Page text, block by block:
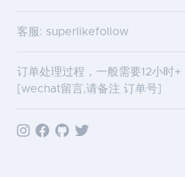
客服: superlikefollow
订单处理过程，一般需要12小时+
[wechat留言,请备注 订单号]